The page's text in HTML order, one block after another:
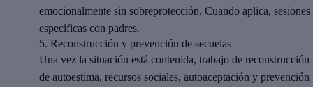
emocionalmente sin sobreprotección. Cuando aplica, sesiones
específicas con padres.
5. Reconstrucción y prevención de secuelas
Una vez la situación está contenida, trabajo de reconstrucción
de autoestima, recursos sociales, autoaceptación y prevención